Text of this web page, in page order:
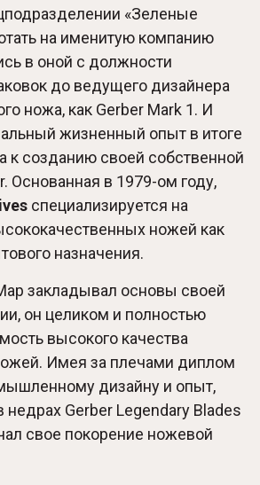
«Зеленые
на именитую компанию
в оной с должности
до ведущего дизайнера
ножа, как Gerber Mark 1. И
жизненный опыт в итоге
к созданию своей собственной
Основанная в 1979-ом году,
специализируется на
ножей как
назначения.
закладывал основы своей
он целиком и полностью
высокого качества
Имея за плечами диплом
дизайну и опыт,
недрах Gerber Legendary Blades
свое покорение ножевой